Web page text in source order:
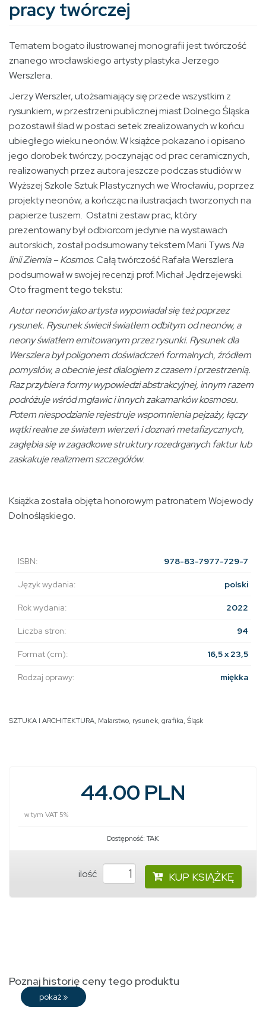
pracy twórczej
Tematem bogato ilustrowanej monografii jest twórczość
znanego wrocławskiego artysty plastyka Jerzego
Werszlera.
Jerzy Werszler, utożsamiający się przede wszystkim z
rysunkiem, w przestrzeni publicznej miast Dolnego Śląska
pozostawił ślad w postaci setek zrealizowanych w końcu
ubiegłego wieku neonów. W książce pokazano i opisano
jego dorobek twórczy, poczynając od prac ceramicznych,
realizowanych przez autora jeszcze podczas studiów w
Wyższej Szkole Sztuk Plastycznych we Wrocławiu, poprzez
projekty neonów, a kończąc na ilustracjach tworzonych na
papierze tuszem. Ostatni zestaw prac, który
prezentowany był odbiorcom jedynie na wystawach
autorskich, został podsumowany tekstem Marii TywsNa
linii Ziemia – Kosmos. Całą twórczość Rafała Werszlera
podsumował w swojej recenzji prof. Michał Jędrzejewski.
Oto fragment tego tekstu:
Autor neonów jako artysta wypowiadał się też poprzez
rysunek. Rysunek świecił światłem odbitym od neonów, a
neony światłem emitowanym przez rysunki. Rysunek dla
Werszlera był poligonem doświadczeń formalnych, źródłem
pomysłów, a obecnie jest dialogiem z czasem i przestrzenią.
Raz przybiera formy wypowiedzi abstrakcyjnej, innym razem
podróżuje wśród mgławic i innych zakamarków kosmosu.
Potem niespodzianie rejestruje wspomnienia pejzaży, łączy
wątki realne ze światem wierzeń i doznań metafizycznych,
zagłębia się w zagadkowe struktury rozedrganych faktur lub
zaskakuje realizmem szczegółów.
Książka została objęta honorowym patronatem Wojewody
Dolnośląskiego.
ISBN: 978-83-7977-729-7
Język wydania: polski
Rok wydania: 2022
Liczba stron: 94
Format (cm): 16,5 x 23,5
Rodzaj oprawy: miękka
SZTUKA I ARCHITEKTURA, Malarstwo, rysunek, grafika, Śląsk
44.00 PLN
w tym VAT 5%
Dostępność: TAK
ilość KUP KSIĄŻKĘ
Poznaj historię ceny tego produktu
pokaż »